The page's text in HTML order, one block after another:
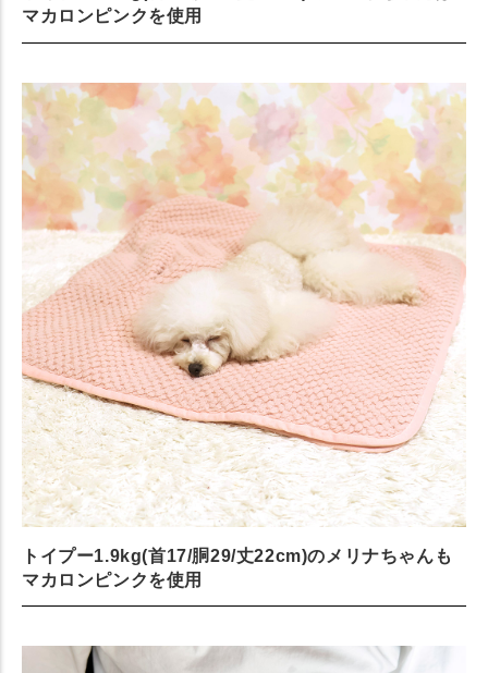
マカロンピンクを使用
トイプー1.9kg(首17/胴29/丈22cm)のメリナちゃんも
マカロンピンクを使用